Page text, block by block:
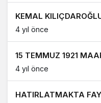
KEMAL
4 yıl önce
15 TEMMUZ 1921
4 yıl önce
HATIRLATMAKTA